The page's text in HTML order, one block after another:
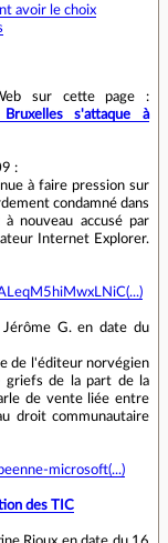
avoir le choix
sur cette page :
Bruxelles s'attaque à
:
à faire pression sur
condamné dans
nouveau accusé par
Internet Explorer.
G. en date du
de l'éditeur norvégien
griefs de la part de la
de vente liée entre
droit communautaire
microsoft(...)
des TIC